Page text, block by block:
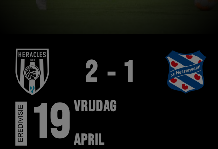
EREDIVISIE 19 VRIJDAG
APRIL
2 - 1